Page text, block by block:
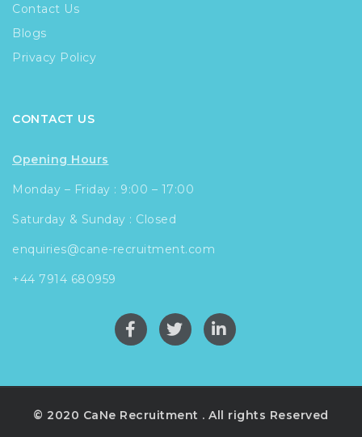
Contact Us
Blogs
Privacy Policy
CONTACT US
Opening Hours
Monday – Friday : 9:00 – 17:00
Saturday & Sunday : Closed
enquiries@cane-recruitment.com
+44 7914 680959
© 2020 CaNe Recruitment . All rights Reserved